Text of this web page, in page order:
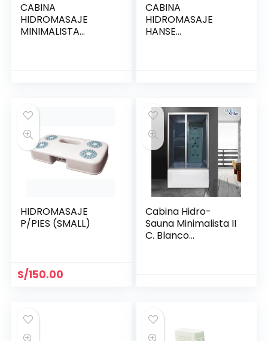
CABINA
HIDROMASAJE
MINIMALISTA
CABINA
HIDROMASAJE
HANSE
HIDROMASAJE
P/PIES (SMALL)
S/150.00
Cabina Hidro-
Sauna Minimalista II
C. Blanco